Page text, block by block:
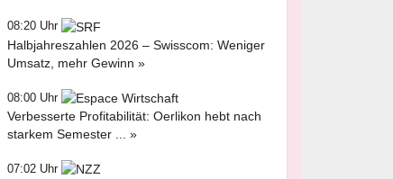
08:20 Uhr
Halbjahreszahlen 2026 – Swisscom: Weniger
Umsatz, mehr Gewinn »
08:00 Uhr
Verbesserte Profitabilität: Oerlikon hebt nach
starkem Semester ... »
07:02 Uhr